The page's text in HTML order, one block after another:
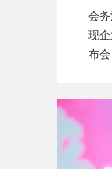
闻
成
答
会
现
布